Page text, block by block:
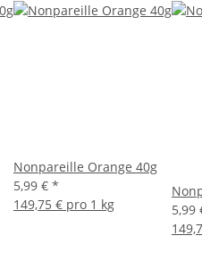
Nonpareille Orange 40g
5,99 € *
149,75 € pro 1 kg
5,99